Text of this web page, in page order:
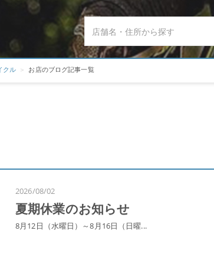
クル お店のブログ記事一覧
2026/08/02
夏期休業のお知らせ
8月12日（水曜日）～8月16日（日曜...